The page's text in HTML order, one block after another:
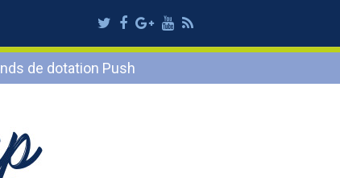
Twitter
Facebook
Google
Plus
Youtube
RSS
de dotation Push